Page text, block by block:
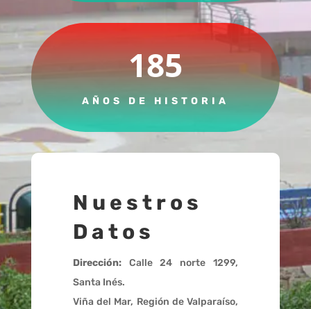
185
AÑOS DE HISTORIA
Nuestros
Datos
Dirección:Calle 24 norte 1299,
Santa Inés.
Viña del Mar, Región de Valparaíso,